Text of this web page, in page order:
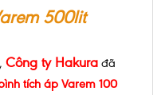
500lit
Công ty Hakura đã
tích áp Varem 100